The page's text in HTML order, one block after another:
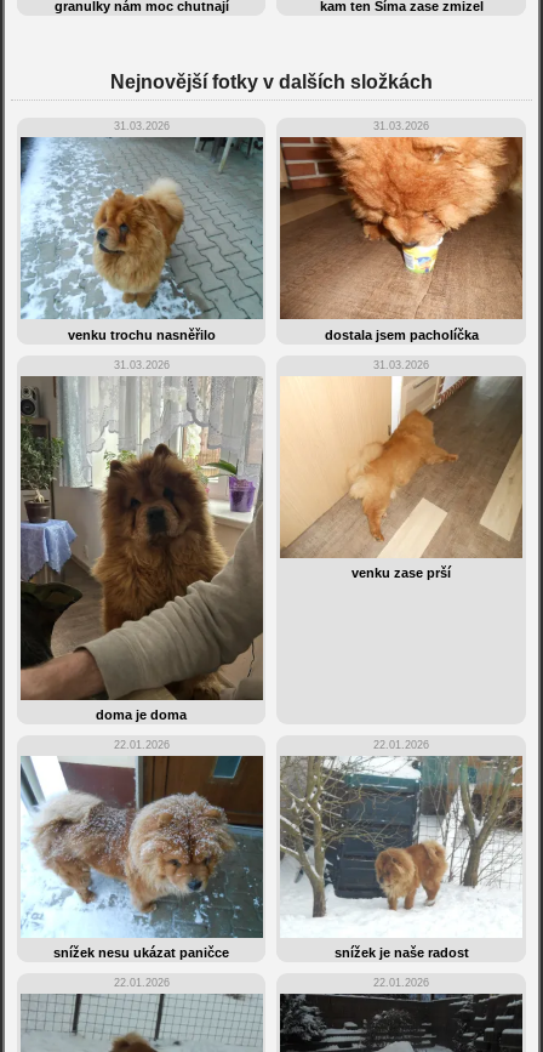
granulky nám moc chutnají kam ten Šíma zase zmizel
Nejnovější fotky v dalších složkách
31.03.2026
venku trochu nasněřilo
31.03.2026
dostala jsem pacholíčka
31.03.2026
doma je doma
31.03.2026
venku zase prší
22.01.2026
snížek nesu ukázat paničce
22.01.2026
snížek je naše radost
22.01.2026 22.01.2026